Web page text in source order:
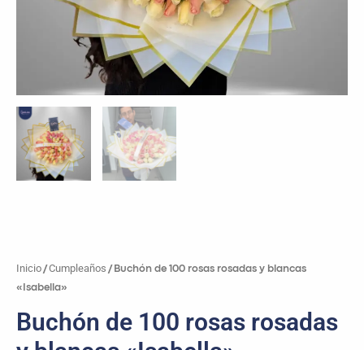
Inicio/Cumpleaños / Buchón de 100 rosas rosadas y blancas
«Isabella»
Buchón de 100 rosas rosadas